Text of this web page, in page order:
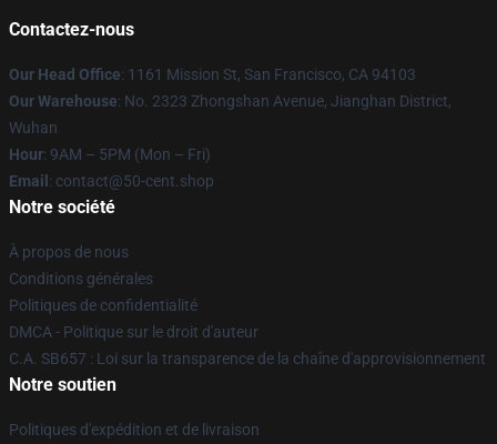
Contactez-nous
Our Head Office: 1161 Mission St, San Francisco, CA 94103
Our Warehouse: No. 2323 Zhongshan Avenue, Jianghan District,
Wuhan
Hour: 9AM – 5PM (Mon – Fri)
Email : contact@50-cent.shop
Notre société
À propos de nous
Conditions générales
Politiques de confidentialité
DMCA - Politique sur le droit d'auteur
C.A. SB657 : Loi sur la transparence de la chaîne d'approvisionnement
Notre soutien
Politiques d'expédition et de livraison